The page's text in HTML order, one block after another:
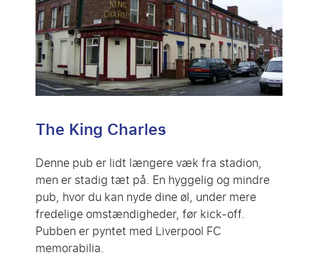
The King Charles
Denne pub er lidt længere væk fra stadion,
men er stadig tæt på. En hyggelig og mindre
pub, hvor du kan nyde dine øl, under mere
fredelige omstændigheder, før kick-off.
Pubben er pyntet med Liverpool FC
memorabilia.